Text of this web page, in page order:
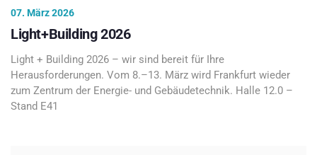
07. März 2026
Light+Building 2026
Light + Building 2026 – wir sind bereit für Ihre
Herausforderungen. Vom 8.–13. März wird Frankfurt wieder
zum Zentrum der Energie- und Gebäudetechnik. Halle 12.0 –
Stand E41